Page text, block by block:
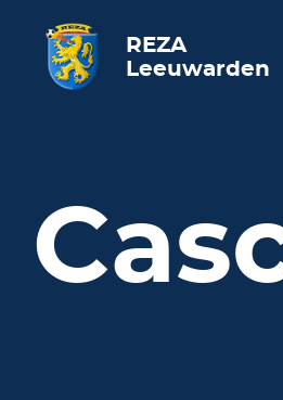
REZA
Leeuwarden